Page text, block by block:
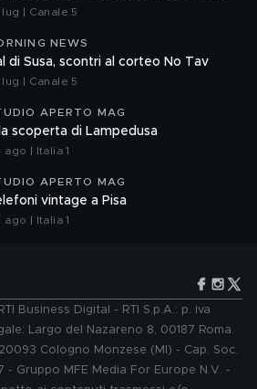
lug | Canale 5
NEWS
di Susa, scontri al corteo No Tav
lug | Canale 5
APERTO MAG
scoperta di Lampedusa
ago | Italia 1
APERTO MAG
vintage a Pisa
ago | Italia 1
Business Digital - RTI S.p.A.: p. iva
Largo del Nazareno 8, 00187 Roma.
Cologno Monzese (MI) - Cap. Soc.
Gruppo MFE Media For Europe N.V. -